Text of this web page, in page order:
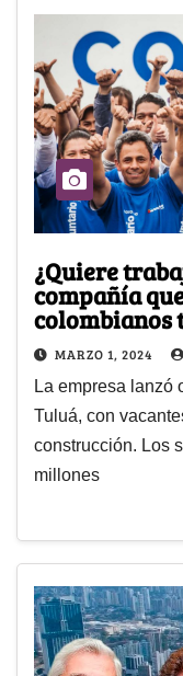
¿Quiere
compañía
colombianos
MARZO 1, 2024
La empresa lanzó
Tuluá, con
construcción. Los
millones